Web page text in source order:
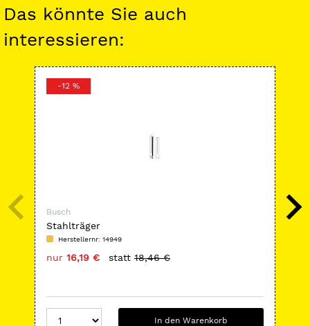
Das könnte Sie auch
interessieren:
-12 %
Busch
Stahlträger
Herstellernr: 14949
nur 16,19 € statt 18,46 €
In den Warenkorb